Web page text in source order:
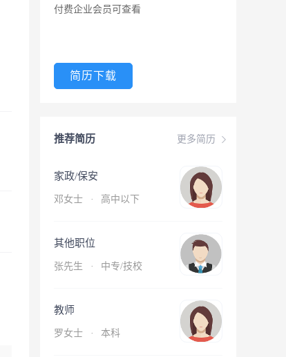
付费企业会员可查看
简历下载
更多简历
推荐简历
家政/保安
邓女士 · 高中以下
其他职位
张先生 · 中专/技校
教师
罗女士 · 本科